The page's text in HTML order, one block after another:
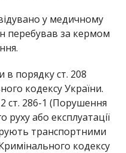
у медичному
перебував за кермом
в порядку ст. 208
кодексу України.
2 ст. 286-1 (Порушення
або експлуатації
транспортними
кодексу